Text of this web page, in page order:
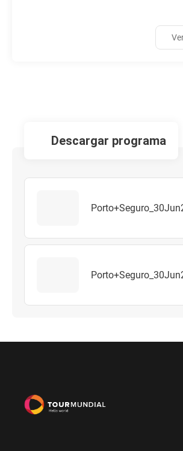
descargar programa